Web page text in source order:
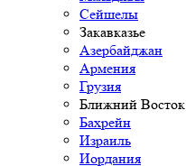
Сейшелы
Закавказье
Азербайджан
Армения
Грузия
Ближний Восток
Бахрейн
Израиль
Иордания